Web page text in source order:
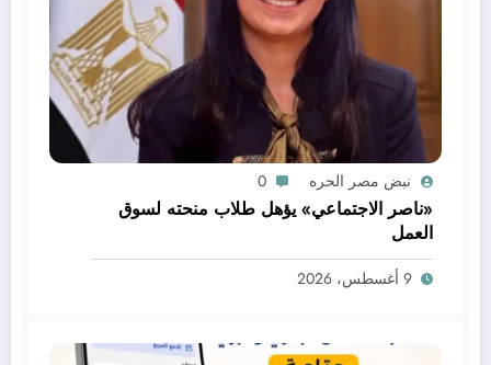
نبض مصر الحره 0
«ناصر الاجتماعي» يؤهل طلاب منحته لسوق
العمل
9 أغسطس، 2026